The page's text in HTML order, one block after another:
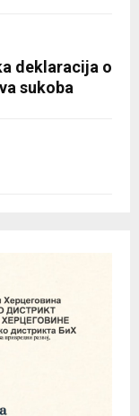
deklaracija o
sukoba